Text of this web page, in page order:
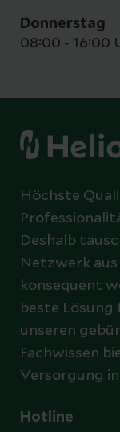
Donnerstag
08:00 - 16:00
Höchste
Deshalb
Netzwerk
konsequent
beste
unseren
Fachwissen
Versorgung
Hotline